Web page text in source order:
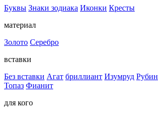
Буквы Знаки зодиака Иконки Кресты
материал
Золото Серебро
вставки
Без вставки Агат бриллиант Изумруд Рубин
Топаз Фианит
для кого